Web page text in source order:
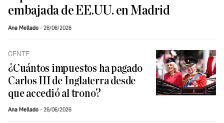
embajada de EE.UU. en Madrid
Ana Mellado 26/06/2026
GENTE
¿Cuántos impuestos ha pagado
Carlos III de Inglaterra desde
que accedió al trono?
Ana Mellado 26/06/2026